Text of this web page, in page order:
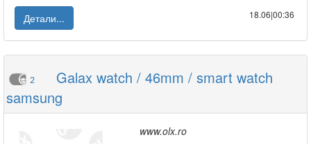
Детали...
18.06|00:36
2
Galax watch / 46mm / smart watch
samsung
www.olx.ro